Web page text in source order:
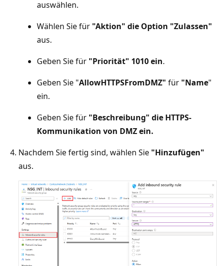
auswählen.
Wählen Sie für "Aktion" die Option "Zulassen"
aus.
Geben Sie für "Priorität" 1010 ein.
Geben Sie "AllowHTTPSFromDMZ" für "Name"
ein.
Geben Sie für "Beschreibung" die HTTPS-
Kommunikation von DMZ ein.
Nachdem Sie fertig sind, wählen Sie "Hinzufügen"
aus.